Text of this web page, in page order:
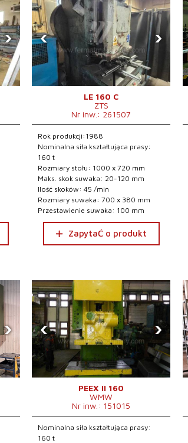
› ‹ ›
LE 160 C
ZTS
Nr inw.: 261507
Rok produkcji:1988
Nominalna siła kształtująca prasy:
160 t
Rozmiary stołu: 1000 x 720 mm
Maks. skok suwaka: 20-120 mm
Ilość skoków: 45 /min
Rozmiary suwaka: 700 x 380 mm
Przestawienie suwaka: 100 mm
ZapytaĆ o produkt
› ‹ ›
PEEX II 160
WMW
Nr inw.: 151015
Nominalna siła kształtująca prasy:
160 t